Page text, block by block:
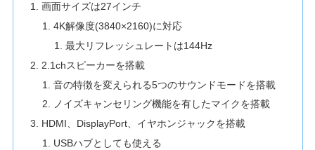
画面サイズは27インチ
4K解像度(3840×2160)に対応
最大リフレッシュレートは144Hz
2.1chスピーカーを搭載
音の特徴を変えられる5つのサウンドモードを搭載
ノイズキャンセリング機能を有したマイクを搭載
HDMI、DisplayPort、イヤホンジャックを搭載
USBハブとしても使える